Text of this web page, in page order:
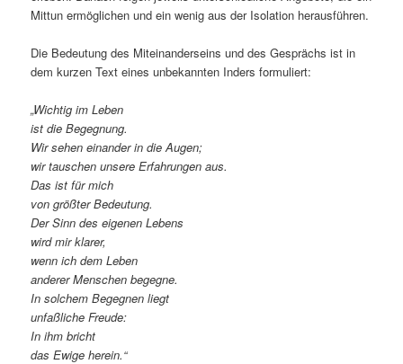
Mittun ermöglichen und ein wenig aus der Isolation herausführen.
Die Bedeutung des Miteinanderseins und des Gesprächs ist in
dem kurzen Text eines unbekannten Inders formuliert:
„Wichtig im Leben
ist die Begegnung.
Wir sehen einander in die Augen;
wir tauschen unsere Erfahrungen aus.
Das ist für mich
von größter Bedeutung.
Der Sinn des eigenen Lebens
wird mir klarer,
wenn ich dem Leben
anderer Menschen begegne.
In solchem Begegnen liegt
unfaßliche Freude:
In ihm bricht
das Ewige herein.“